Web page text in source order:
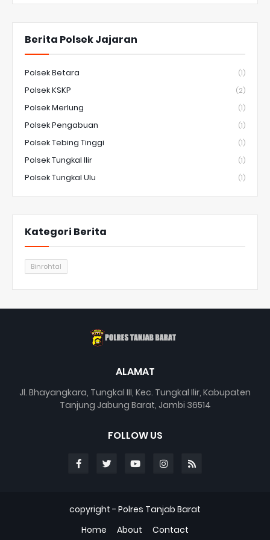
Berita Polsek Jajaran
Polsek Betara (1)
Polsek KSKP (2)
Polsek Merlung (1)
Polsek Pengabuan (1)
Polsek Tebing Tinggi (1)
Polsek Tungkal Ilir (1)
Polsek Tungkal Ulu (1)
Kategori Berita
Binrohtal
ALAMAT
Jl. Bhayangkara, Tungkal III, Kec. Tungkal Ilir, Kabupaten
Tanjung Jabung Barat, Jambi 36514
FOLLOW US
copyright - Polres Tanjab Barat
Home
About Contact